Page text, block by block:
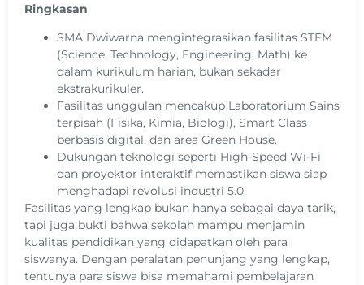
Ringkasan
SMA Dwiwarna mengintegrasikan fasilitas STEM
(Science, Technology, Engineering, Math) ke
dalam kurikulum harian, bukan sekadar
ekstrakurikuler.
Fasilitas unggulan mencakup Laboratorium Sains
terpisah (Fisika, Kimia, Biologi), Smart Class
berbasis digital, dan area Green House.
Dukungan teknologi seperti High-Speed Wi-Fi
dan proyektor interaktif memastikan siswa siap
menghadapi revolusi industri 5.0.
Fasilitas yang lengkap bukan hanya sebagai daya tarik,
tapi juga bukti bahwa sekolah mampu menjamin
kualitas pendidikan yang didapatkan oleh para
siswanya. Dengan peralatan penunjang yang lengkap,
tentunya para siswa bisa memahami pembelajaran